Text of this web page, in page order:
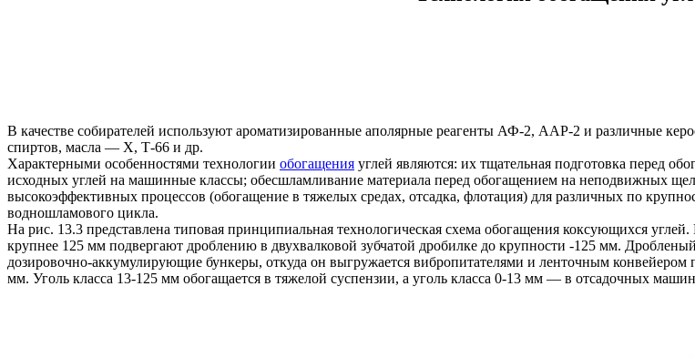
В качестве собирателей используют ароматизированные аполярные реагенты АФ-2, ААР-2 и различные
спиртов, масла — X, Т-66 и др.
Характерными особенностями технологии обогащения углей являются: их тщательная подготовка перед
исходных углей на машинные классы; обесшламливание материала перед обогащением на неподвижных
высокоэффективных процессов (обогащение в тяжелых средах, отсадка, флотация) для различных по
водношламового цикла.
На рис. 13.3 представлена типовая принципиальная технологическая схема обогащения коксующихся
крупнее 125 мм подвергают дроблению в двухвалковой зубчатой дробилке до крупности -125 мм.
дозировочно-аккумулирующие бункеры, откуда он выгружается вибропитателями и ленточным
мм. Уголь класса 13-125 мм обогащается в тяжелой суспензии, а уголь класса 0-13 мм — в отсадочных